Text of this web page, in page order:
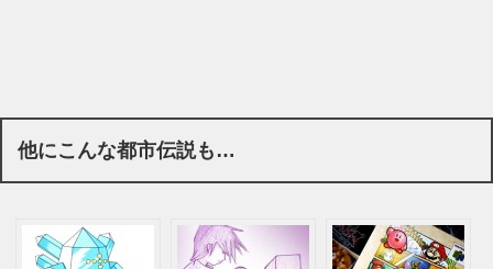
他にこんな都市伝説も…